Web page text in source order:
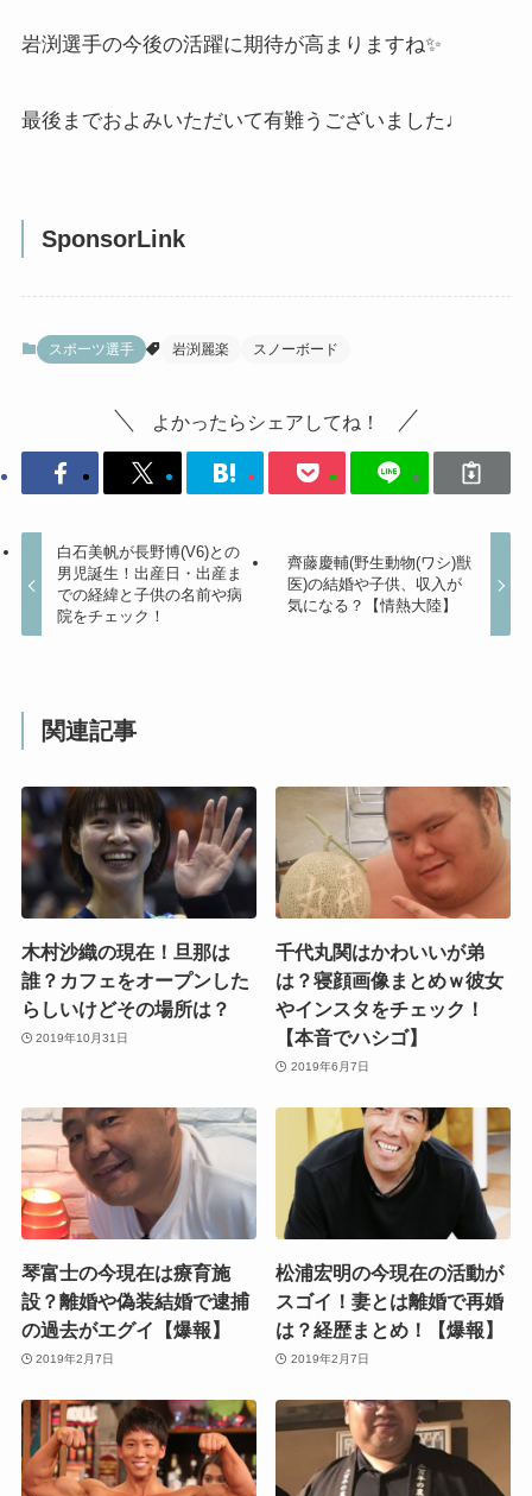
岩渕選手の今後の活躍に期待が高まりますね✨
最後までおよみいただいて有難うございました♩
SponsorLink
スポーツ選手 岩渕麗楽 スノーボード
よかったらシェアしてね！
白石美帆が長野博(V6)との
男児誕生！出産日・出産ま
での経緯と子供の名前や病
院をチェック！
齊藤慶輔(野生動物(ワシ)獣
医)の結婚や子供、収入が
気になる？【情熱大陸】
関連記事
木村沙織の現在！旦那は
誰？カフェをオープンした
らしいけどその場所は？
2019年10月31日
千代丸関はかわいいが弟
は？寝顔画像まとめｗ彼女
やインスタをチェック！
【本音でハシゴ】
2019年6月7日
琴富士の今現在は療育施
設？離婚や偽装結婚で逮捕
の過去がエグイ【爆報】
2019年2月7日
松浦宏明の今現在の活動が
スゴイ！妻とは離婚で再婚
は？経歴まとめ！【爆報】
2019年2月7日